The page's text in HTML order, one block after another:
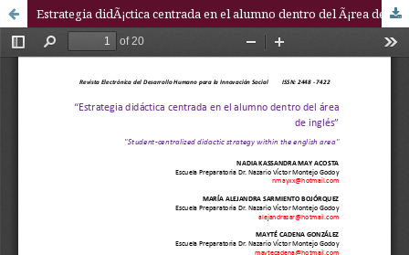
Estrategia didÃ¡ctica centrada en el alumno dentro del Ã¡rea de inglÃ©s